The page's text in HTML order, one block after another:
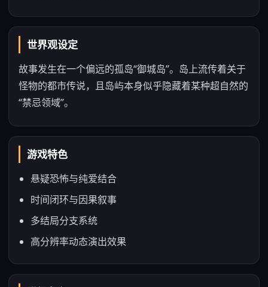
世界观设定
故事发生在一个偏远的孤岛“御城岛”。岛上流传着关于
怪物的都市传说，且岛屿本身似乎隐藏着某种超自然的
“禁忌领域”。
游戏特色
悬疑恐怖与纯爱结合
时间闭环与因果叙事
多结局分支系统
高分辨率动态演出效果